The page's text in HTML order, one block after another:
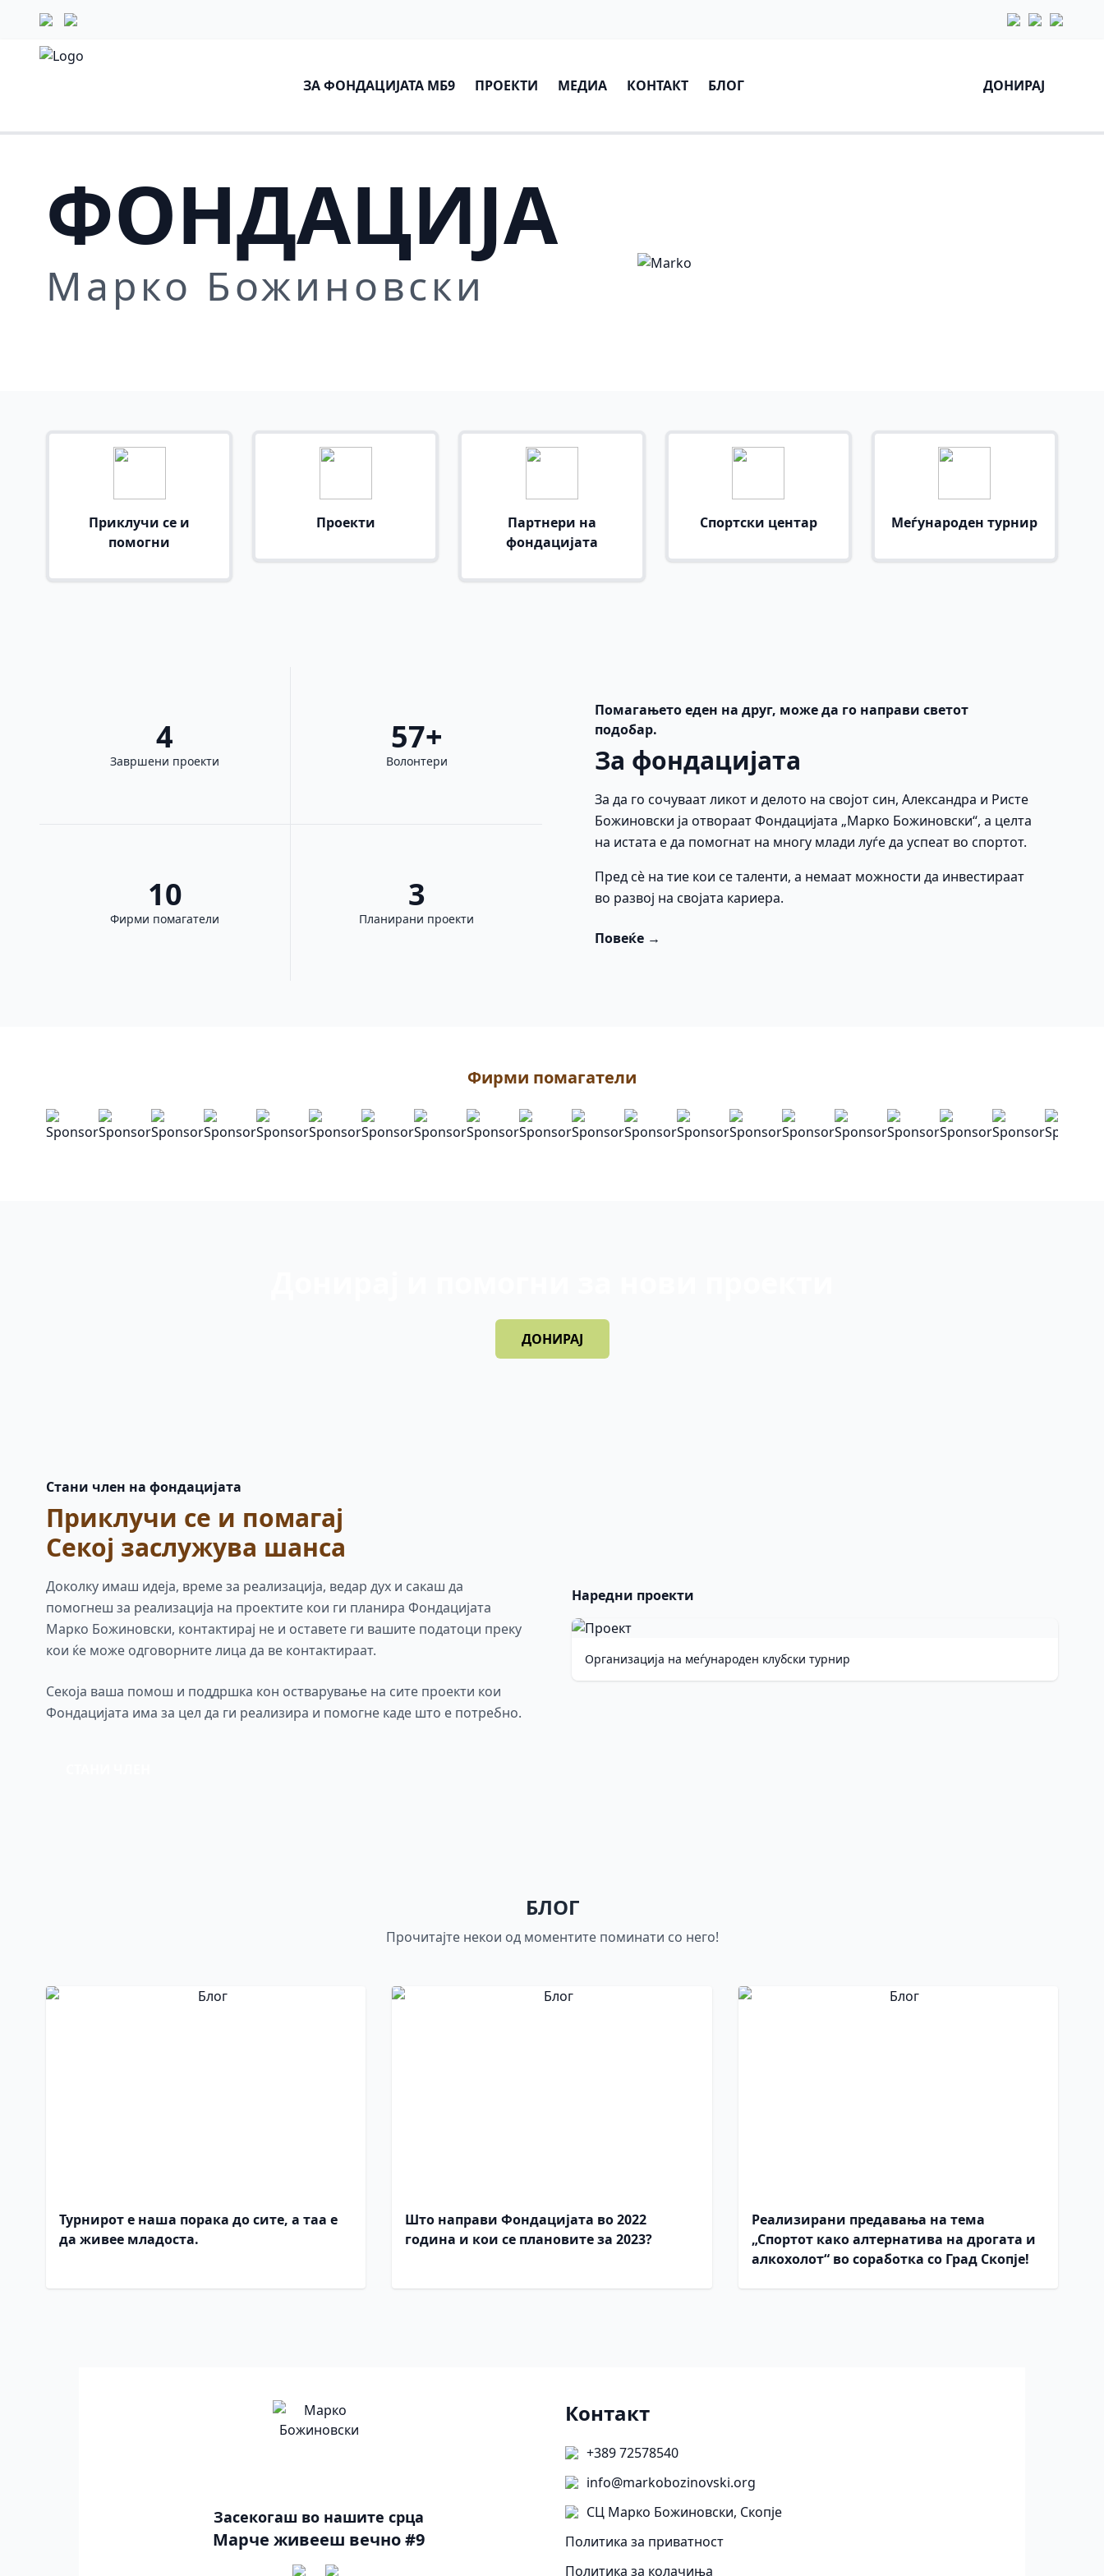
ЗА ФОНДАЦИЈАТА МБ9 ПРОЕКТИ МЕДИА КОНТАКТ БЛОГ ДОНИРАЈ
ФОНДАЦИЈА
Марко Божиновски
Приклучи се и
помогни
Проекти
Партнери на
фондацијата
Спортски центар Меѓународен турнир
4
Завршени проекти
57+
Волонтери
10
Фирми помагатели
3
Планирани проекти
Помагањето еден на друг, може да го направи светот
подобар.
За фондацијата
За да го сочуваат ликот и делото на својот син, Александра и Ристе
Божиновски ја отвораат Фондацијата „Марко Божиновски“, а целта
на истата е да помогнат на многу млади луѓе да успеат во спортот.
Пред сè на тие кои се таленти, а немаат можности да инвестираат
во развој на својата кариера.
Повеќе →
Фирми помагатели
ДОНИРАЈ
Стани член на фондацијата
Приклучи се и помагај
Секој заслужува шанса
Доколку имаш идеја, време за реализација, ведар дух и сакаш да
помогнеш за реализација на проектите кои ги планира Фондацијата
Марко Божиновски, контактирај не и оставете ги вашите податоци преку
кои ќе може одговорните лица да ве контактираат.
Секоја ваша помош и поддршка кон остварување на сите проекти кои
Фондацијата има за цел да ги реализира и помогне каде што е потребно.
Наредни проекти
Организација на меѓународен клубски турнир
БЛОГ
Прочитајте некои од моментите поминати со него!
Турнирот е наша порака до сите, а таа е
да живее младоста.
Што направи Фондацијата во 2022
година и кои се плановите за 2023?
Реализирани предавања на тема
„Спортот како алтернатива на дрогата и
алкохолот“ во соработка со Град Скопје!
Засекогаш во нашите срца
Марче живееш вечно #9
Контакт
+389 72578540
info@markobozinovski.org
СЦ Марко Божиновски, Скопје
Политика за приватност
Политика за колачиња